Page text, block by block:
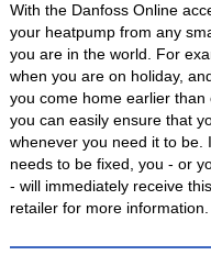
With the Danfoss Online
your heatpump from any
you are in the world. For
when you are on holiday,
you come home earlier
you can easily ensure that
whenever you need it to be.
needs to be fixed, you - or
- will immediately receive
retailer for more information.